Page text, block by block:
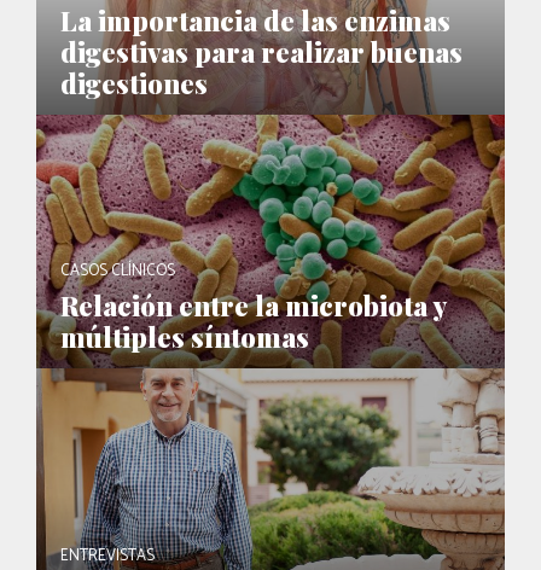
La importancia de las enzimas
digestivas para realizar buenas
digestiones
CASOS CLÍNICOS
Relación entre la microbiota y
múltiples síntomas
ENTREVISTAS